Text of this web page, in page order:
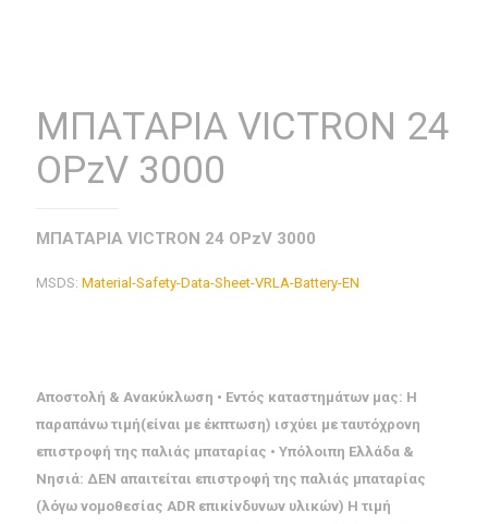
ΜΠΑΤΑΡΙΑ VICTRON 24
OPzV 3000
ΜΠΑΤΑΡΙΑ VICTRON 24 OPzV 3000
MSDS: Material-Safety-Data-Sheet-VRLA-Battery-EN
Αποστολή & Ανακύκλωση • Εντός καταστημάτων μας: Η
παραπάνω τιμή(είναι με έκπτωση) ισχύει με ταυτόχρονη
επιστροφή της παλιάς μπαταρίας • Υπόλοιπη Ελλάδα &
Νησιά: ΔΕΝ απαιτείται επιστροφή της παλιάς μπαταρίας
(λόγω νομοθεσίας ADR επικίνδυνων υλικών) Η τιμή